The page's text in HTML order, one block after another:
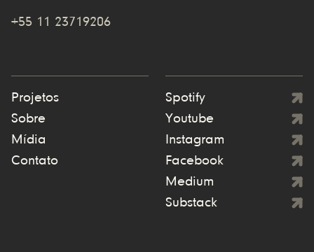
+55 11 23719206
Projetos
Sobre
Mídia
Contato
Spotify
Youtube
Instagram
Facebook
Medium
Substack